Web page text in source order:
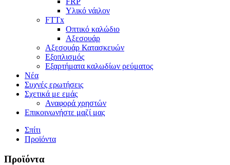
Υλικό νάιλον
FTTx
Οπτικό καλώδιο
Αξεσουάρ
Αξεσουάρ Κατασκευών
Εξοπλισμός
Εξαρτήματα καλωδίων ρεύματος
Νέα
Συχνές ερωτήσεις
Σχετικά με εμάς
Αναφορά χρηστών
Επικοινωνήστε μαζί μας
Σπίτι
Προϊόντα
Προϊόντα